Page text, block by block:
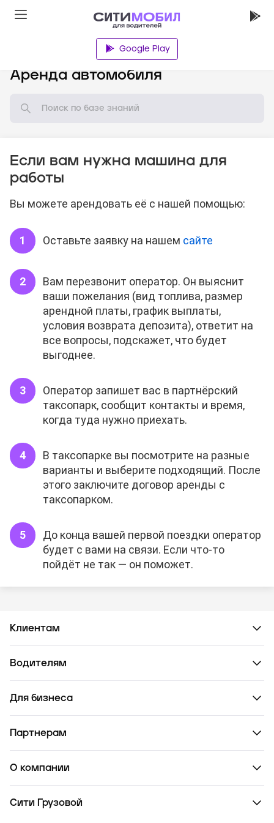
Google Play
Аренда автомобиля
Если вам нужна машина для
работы
Вы можете арендовать её с нашей помощью:
Оставьте заявку на нашем сайте
Вам перезвонит оператор. Он выяснит
ваши пожелания (вид топлива, размер
арендной платы, график выплаты,
условия возврата депозита), ответит на
все вопросы, подскажет, что будет
выгоднее.
Оператор запишет вас в партнёрский
таксопарк, сообщит контакты и время,
когда туда нужно приехать.
В таксопарке вы посмотрите на разные
варианты и выберите подходящий. После
этого заключите договор аренды с
таксопарком.
До конца вашей первой поездки оператор
будет с вами на связи. Если что-то
пойдёт не так — он поможет.
Клиентам
Водителям
Для бизнеса
Партнерам
О компании
Сити Грузовой